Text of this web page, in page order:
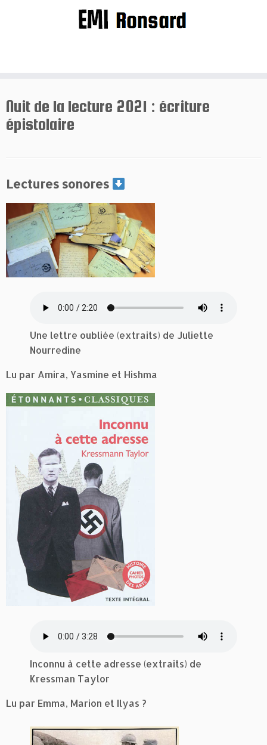
Nuit de la lecture 2021 : écriture
épistolaire
Lectures sonores
Une lettre oubliée (extraits) de Juliette
Nourredine
Lu par Amira, Yasmine et Hishma
Inconnu à cette adresse (extraits) de
Kressman Taylor
Lu par Emma, Marion et Ilyas ?